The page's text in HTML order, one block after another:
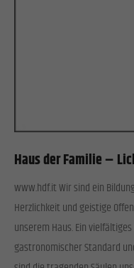
Haus der Familie –
www.hdf.it Wir sind ein
Herzlichkeit und geistige
unserem Haus. Ein
gastronomischer Standard